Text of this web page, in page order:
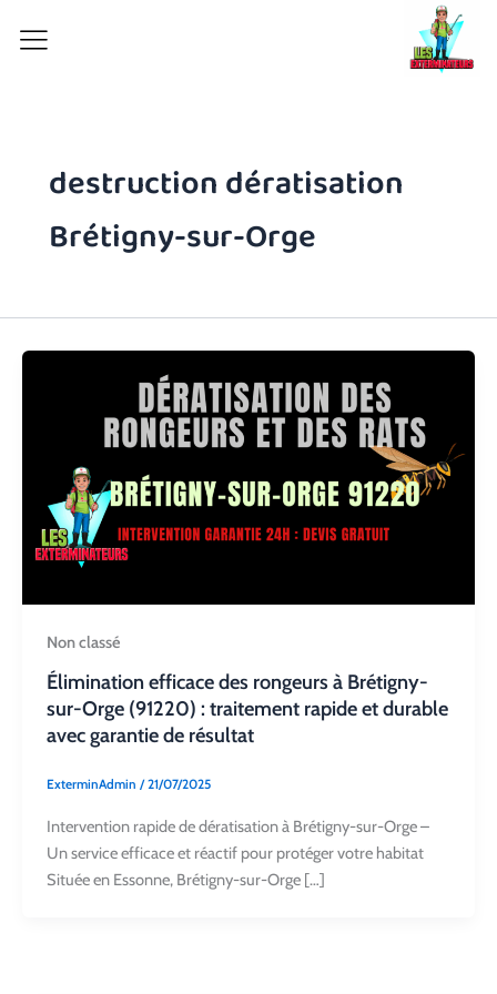
destruction dératisation
Brétigny-sur-Orge
Non classé
Élimination efficace des rongeurs à Brétigny-
sur-Orge (91220) : traitement rapide et durable
avec garantie de résultat
ExterminAdmin /21/07/2025
Intervention rapide de dératisation à Brétigny-sur-Orge –
Un service efficace et réactif pour protéger votre habitat
Située en Essonne, Brétigny-sur-Orge […]